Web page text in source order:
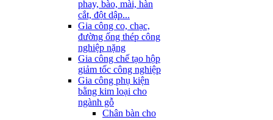
phay, bào, mài, hàn
cắt, đột dập...
Gia công co, chạc,
đường ống thép công
nghiệp nặng
Gia công chế tạo hộp
giảm tốc công nghiệp
Gia công phụ kiện
bằng kim loại cho
ngành gỗ
Chân bàn cho